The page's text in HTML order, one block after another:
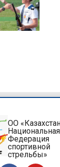
ОО
Национальная
Федерация
спортивной
стрельбы»